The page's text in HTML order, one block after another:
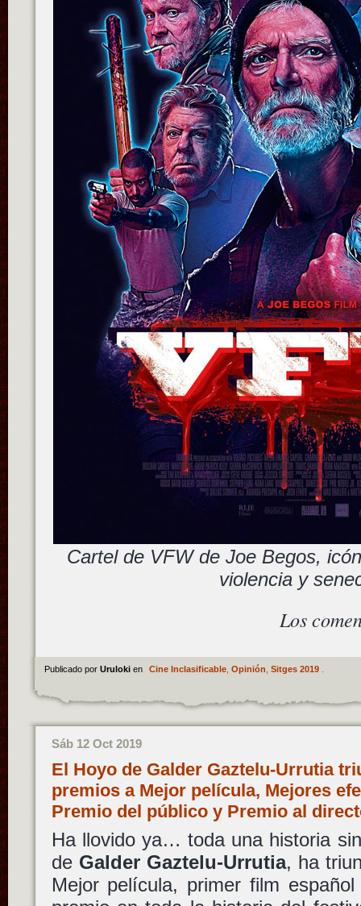
Cartel de VFW de Joe Begos,
violencia y
Los
Publicado por Uruloki en Cine Inclasificable, Opinión Sitges 2019.
Sáb 12 Oct 2019
El Hoyo de Galder Gaztelu-Urrutia
premios a Mejor película, Mejores
Premio del público y Premio al
Ha llovido ya… toda una historia
de Galder Gaztelu-Urrutia, ha
Mejor película, primer film